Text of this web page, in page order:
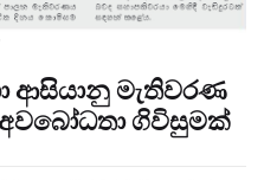
ආසියානු මැතිවරණ
ගිවිසුමක්